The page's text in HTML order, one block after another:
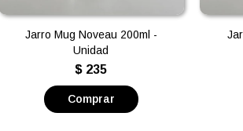
Jarro Mug Noveau 200ml -
Unidad
$ 235